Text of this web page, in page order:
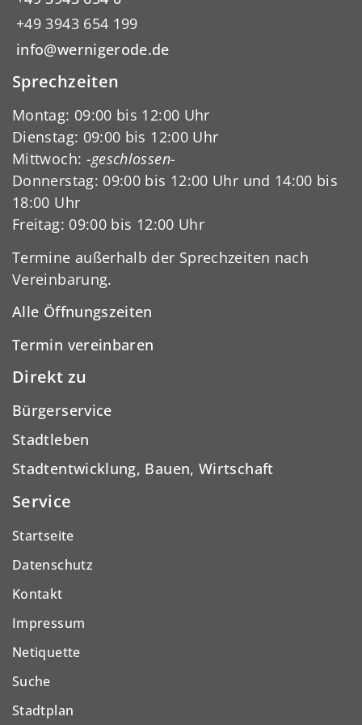
+49 3943 654 199
info@wernigerode.de
Sprechzeiten
Montag: 09:00 bis 12:00 Uhr
Dienstag: 09:00 bis 12:00 Uhr
Mittwoch: -geschlossen-
Donnerstag: 09:00 bis 12:00 Uhr und 14:00 bis
18:00 Uhr
Freitag: 09:00 bis 12:00 Uhr
Termine außerhalb der Sprechzeiten nach
Vereinbarung.
Alle Öffnungszeiten
Termin vereinbaren
Direkt zu
Bürgerservice
Stadtleben
Stadtentwicklung, Bauen, Wirtschaft
Service
Startseite
Datenschutz
Kontakt
Impressum
Netiquette
Suche
Stadtplan